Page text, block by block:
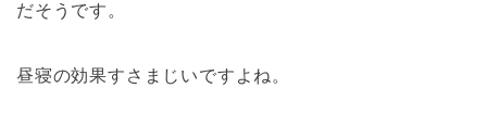
だそうです。
昼寝の効果すさまじいですよね。